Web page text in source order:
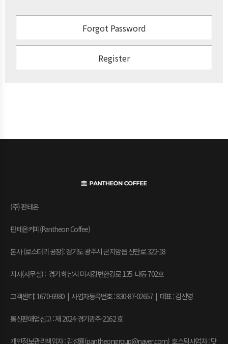
Forgot Password
Register
(주) 판테온
판테온커피(Pantheon Coffee)
본사 (로스터리 공장): 경기도 광주시 곤지암읍 신만로 322-18
지사(사무실) : 경기 하남시 미사강변한강로 135 나동 702호
고객센터: 1670-6980 | 사업자등록번호 : 830-87-02657 | 대표 : 김선영
통신판매업신고 : 제 2024-경기광주-2162 호
개인정보관리책임자 : 김성률(pantheongroup@naver.com) 호스팅사업자 : 닷